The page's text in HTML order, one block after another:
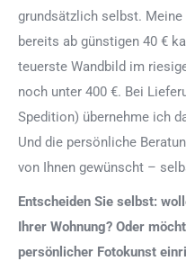
grundsätzlich selbst.
bereits ab günstigen 40 €
teuerste Wandbild im
noch unter 400 €. Bei
Spedition) übernehme ich
Und die persönliche
von Ihnen gewünscht –
Entscheiden Sie selbst:
Ihrer Wohnung? Oder
persönlicher Fotokunst